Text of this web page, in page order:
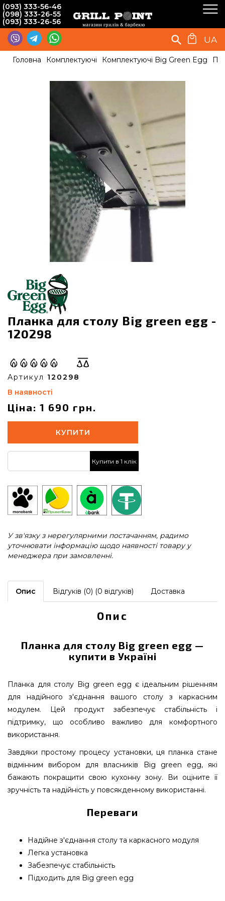
(093) 333-56-46
(098) 333-26-55
(093) 333-26-56
UA
Головна Комплектуючі Комплектуючі Big Green Egg
Планка для столу Big green egg -
120298
Артикул 120298
В наявності
Ціна: 1 690 грн.
КУПИТИ
Купити в 1 клік
У зв'язку з нерегулярними постачанням, радимо
уточнювати інформацію щодо наявності товару у
менеджера при замовленні.
Опис Відгуків (0) (0 відгуків) Доставка
Опис
Планка для столу Big green egg —
купити в Україні
Планка для столу Big green egg є ідеальним рішенням
для надійного з'єднання вашого столу з каркасним
модулем. Цей продукт забезпечує стабільність і
підтримку, що особливо важливо для комфортного
використання.
Завдяки простому процесу установки, ця планка стане
відмінним вибором для власників Big green egg, які
бажають покращити свою кухонну зону. Ви оціните її
зручність та надійність у повсякденному використанні.
Переваги
Надійне з'єднання столу та каркасного модуля
Легка установка
Забезпечує стабільність
Підходить для Big green egg